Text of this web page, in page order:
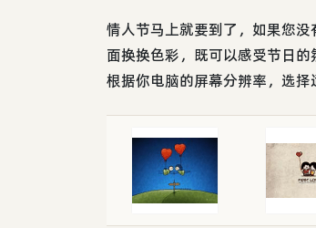
情人节马上就要到了，如果您
面换换色彩，既可以感受节日的
根据你电脑的屏幕分辨率，选择